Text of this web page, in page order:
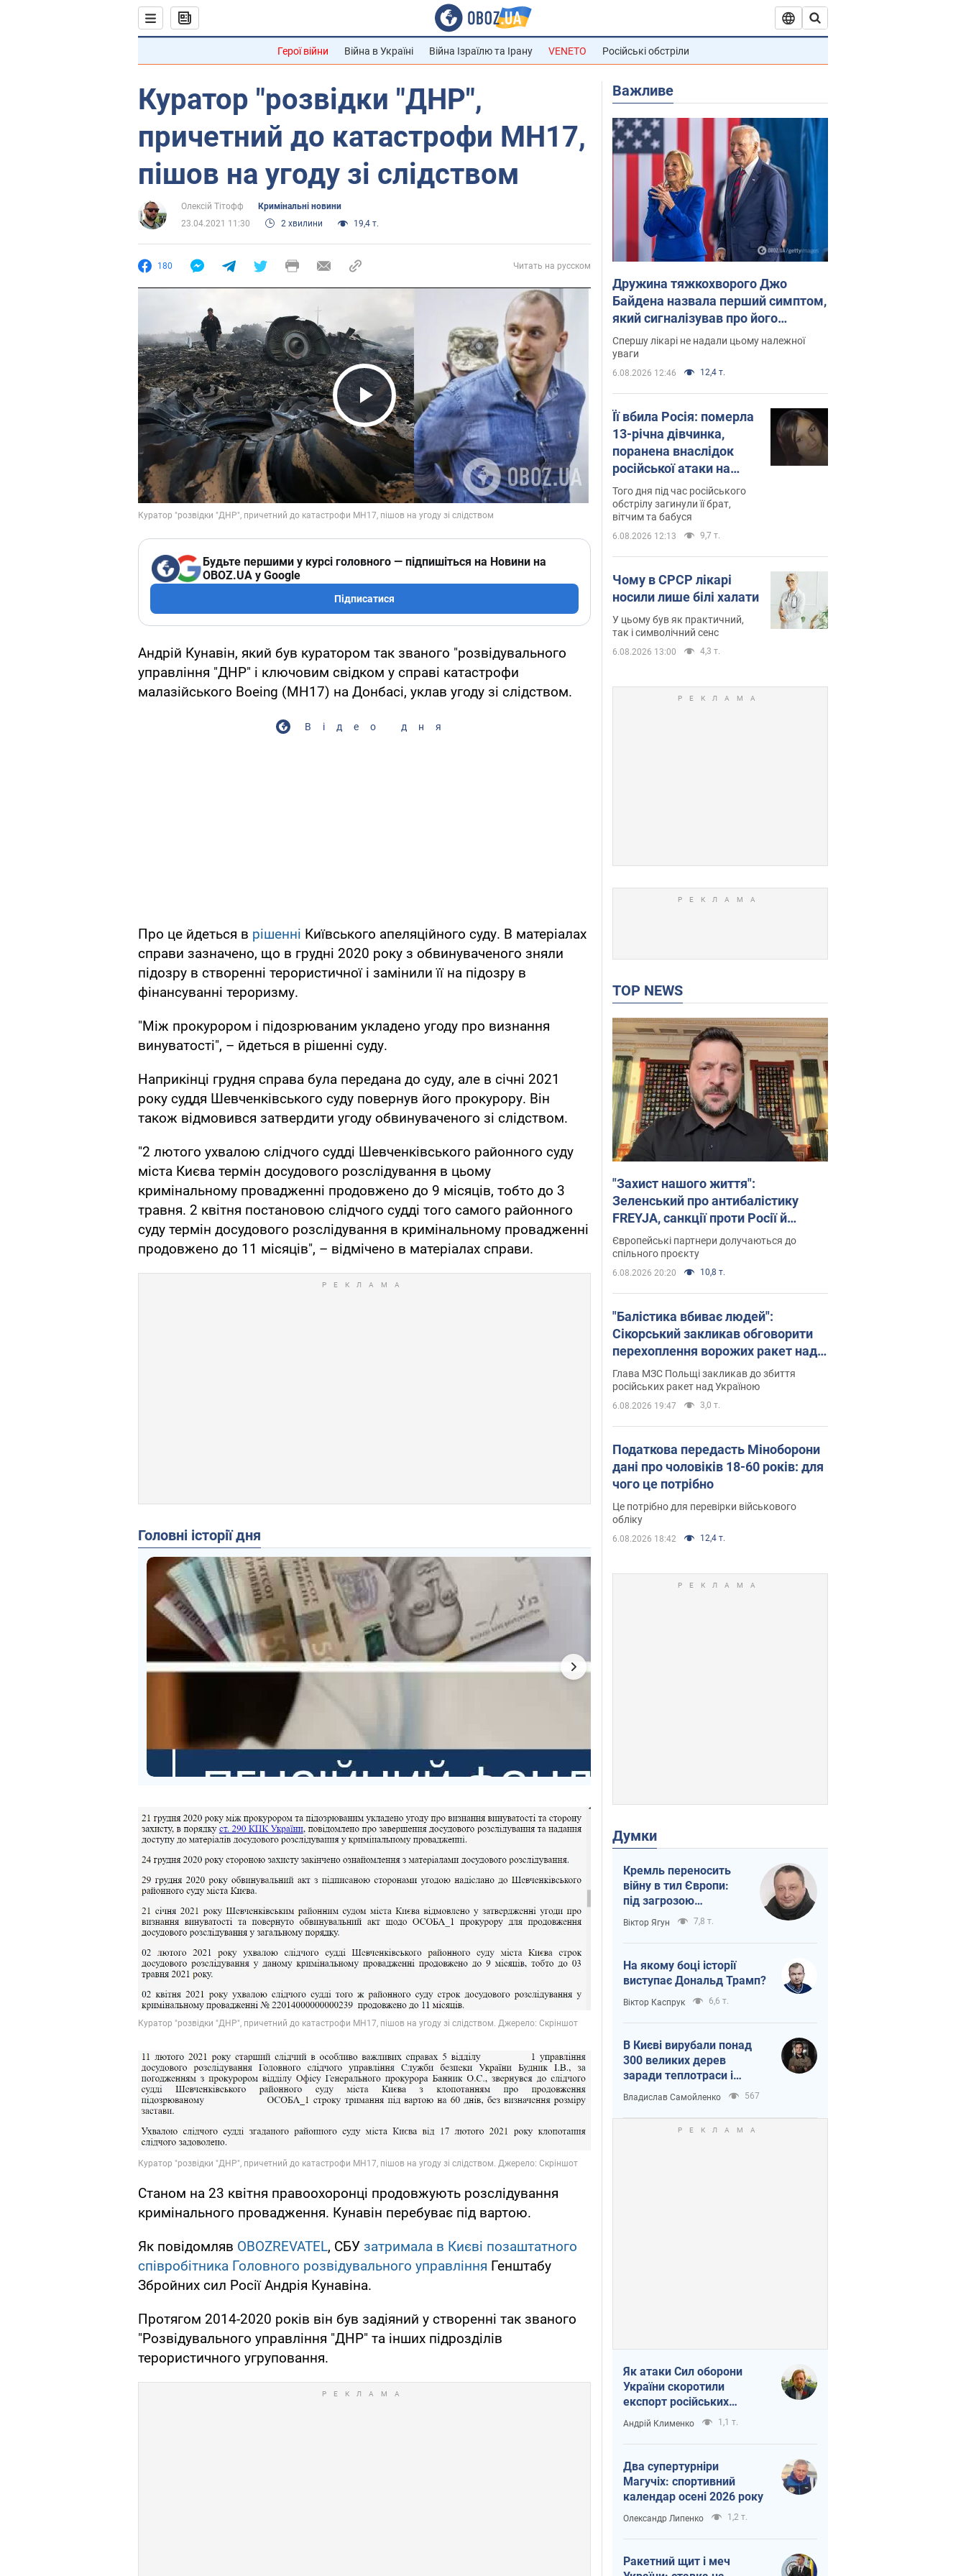
Герої війни Війна в Україні Війна Ізраїлю та Ірану VENETO Російські обстріли
Куратор "розвідки "ДНР",
причетний до катастрофи МН17,
пішов на угоду зі слідством
Олексій Тітофф
Кримінальні новини
23.04.2021 11:30
2 хвилини 19,4 т.
180 Читать на русском
Play Video
Будьте першими у курсі головного — підпишіться на Новини на
OBOZ.UA у Google
Підписатися
Андрій Кунавін, який був куратором так званого "розвідувального
управління "ДНР" і ключовим свідком у справі катастрофи
малазійського Boeing (МН17) на Донбасі, уклав угоду зі слідством.
Відео дня
Про це йдеться в рішенні Київського апеляційного суду. В матеріалах
справи зазначено, що в грудні 2020 року з обвинуваченого зняли
підозру в створенні терористичної і замінили її на підозру в
фінансуванні тероризму.
"Між прокурором і підозрюваним укладено угоду про визнання
винуватості", – йдеться в рішенні суду.
Наприкінці грудня справа була передана до суду, але в січні 2021
року суддя Шевченківського суду повернув його прокурору. Він
також відмовився затвердити угоду обвинуваченого зі слідством.
"2 лютого ухвалою слідчого судді Шевченківського районного суду
міста Києва термін досудового розслідування в цьому
кримінальному провадженні продовжено до 9 місяців, тобто до 3
травня. 2 квітня постановою слідчого судді того самого районного
суду термін досудового розслідування в кримінальному провадженні
продовжено до 11 місяців", – відмічено в матеріалах справи.
Головні історії дня
Станом на 23 квітня правоохоронці продовжують розслідування
кримінального провадження. Кунавін перебуває під вартою.
Як повідомляв OBOZREVATEL, СБУ затримала в Києві позаштатного
співробітника Головного розвідувального управління Генштабу
Збройних сил Росії Андрія Кунавіна.
Протягом 2014-2020 років він був задіяний у створенні так званого
"Розвідувального управління "ДНР" та інших підрозділів
терористичного угруповання.
Важливе
Дружина тяжкохворого Джо
Байдена назвала перший симптом,
який сигналізував про його
"агресивний" рак
Спершу лікарі не надали цьому належної
уваги
6.08.2026 12:46 12,4 т.
Її вбила Росія: померла
13-річна дівчинка,
поранена внаслідок
російської атаки на
Сумщину. Фото
Того дня під час російського
обстрілу загинули її брат,
вітчим та бабуся
6.08.2026 12:13 9,7 т.
Чому в СРСР лікарі
носили лише білі халати
У цьому був як практичний,
так і символічний сенс
6.08.2026 13:00 4,3 т.
TOP NEWS
"Захист нашого життя":
Зеленський про антибалістику
FREYJA, санкції проти Росії й
підтримку аграріїв. Відео
Європейські партнери долучаються до
спільного проєкту
6.08.2026 20:20 10,8 т.
"Балістика вбиває людей":
Сікорський закликав обговорити
перехоплення ворожих ракет над
Україною
Глава МЗС Польщі закликав до збиття
російських ракет над Україною
6.08.2026 19:47 3,0 т.
Податкова передасть Міноборони
дані про чоловіків 18-60 років: для
чого це потрібно
Це потрібно для перевірки військового
обліку
6.08.2026 18:42 12,4 т.
Думки
Кремль переносить
війну в тил Європи:
під загрозою
критична логістика
Віктор Ягун 7,8 т.
На якому боці історії
виступає Дональд Трамп?
Віктор Каспрук 6,6 т.
В Києві вирубали понад
300 великих дерев
заради теплотраси і
всупереч Генплану
Владислав Самойленко 567
Як атаки Сил оборони
України скоротили
експорт російських
нафтопродуктів
Андрій Клименко 1,1 т.
Два супертурніри
Магучіх: спортивний
календар осені 2026 року
Олександр Липенко 1,2 т.
Ракетний щит і меч